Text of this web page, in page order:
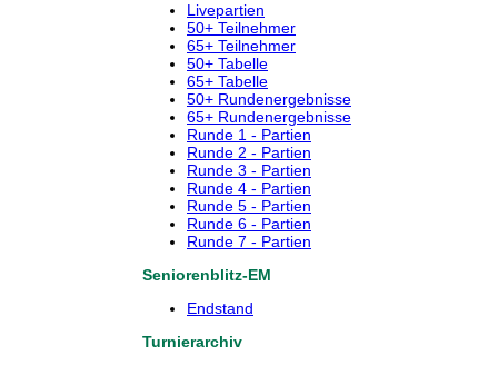
Livepartien
50+ Teilnehmer
65+ Teilnehmer
50+ Tabelle
65+ Tabelle
50+ Rundenergebnisse
65+ Rundenergebnisse
Runde 1 - Partien
Runde 2 - Partien
Runde 3 - Partien
Runde 4 - Partien
Runde 5 - Partien
Runde 6 - Partien
Runde 7 - Partien
Seniorenblitz-EM
Endstand
Turnierarchiv